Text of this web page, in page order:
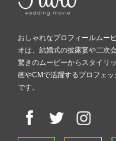
おしゃれなプロフィールムー
オは、結婚式の披露宴や二次
驚きのムービーからスタイリ
画やCMで活躍するプロフェ
です。